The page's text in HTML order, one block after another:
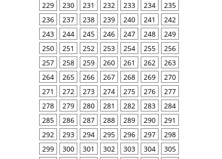
229
230 231 232 233 234
235
236
237 238 239 240 241
242
243
244 245 246 247 248
249
250
251 252 253 254 255
256
257
258 259 260 261 262
263
264
265 266 267 268 269
270
271
272 273 274 275 276
277
278
279 280 281 282 283
284
285
286 287 288 289 290
291
292
293 294 295 296 297
298
299
300 301 302 303 304
305